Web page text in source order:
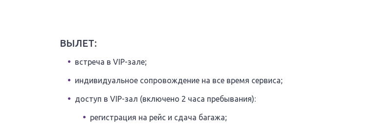
ВЫЛЕТ:
встреча в VIP-зале;
индивидуальное сопровождение на все время сервиса;
доступ в VIP-зал (включено 2 часа пребывания):
регистрация на рейс и сдача багажа;